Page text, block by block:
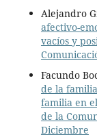
Alejandro
afectivo-
vacíos y
Facundo
de la
familia en
de la
Diciembre